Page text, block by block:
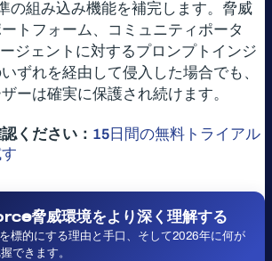
の組み込み機能を補完します。脅威
トフォーム、コミュニティポータ
ジェントに対するプロンプトインジ
ずれを経由して侵入した場合でも、
ーは確実に保護され続けます。
ください： 15日間の無料トライアル
e脅威環境をより深く理解する
標的にする理由と手口、そして2026年に何が
できます。